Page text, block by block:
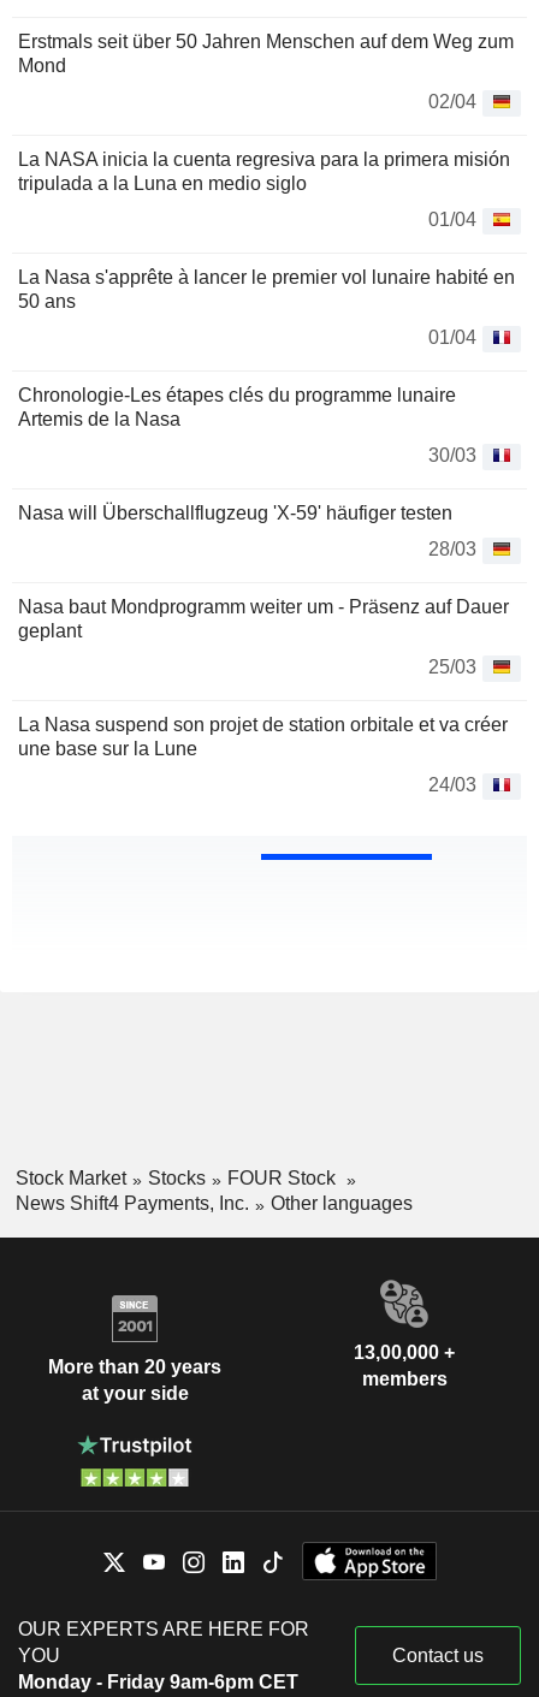
Erstmals seit über 50 Jahren Menschen auf dem Weg zum
Mond
02/04
La NASA inicia la cuenta regresiva para la primera misión
tripulada a la Luna en medio siglo
01/04
La Nasa s'apprête à lancer le premier vol lunaire habité en
50 ans
01/04
Chronologie-Les étapes clés du programme lunaire
Artemis de la Nasa
30/03
Nasa will Überschallflugzeug 'X-59' häufiger testen
28/03
Nasa baut Mondprogramm weiter um - Präsenz auf Dauer
geplant
25/03
La Nasa suspend son projet de station orbitale et va créer
une base sur la Lune
24/03
Stock Market Stocks
FOUR Stock
News Shift4 Payments, Inc.
Other languages
More than 20 years
at your side
13,00,000 +
members
OUR EXPERTS ARE HERE FOR
YOU
Monday - Friday 9am-6pm CET
Contact us